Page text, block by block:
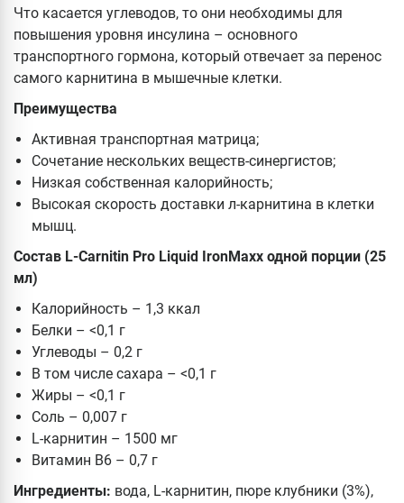
Что касается углеводов, то они необходимы для
повышения уровня инсулина – основного
транспортного гормона, который отвечает за перенос
самого карнитина в мышечные клетки.
Преимущества
Активная транспортная матрица;
Сочетание нескольких веществ-синергистов;
Низкая собственная калорийность;
Высокая скорость доставки л-карнитина в клетки
мышц.
Состав L-Carnitin Pro Liquid IronMaxx одной порции (25
мл)
Калорийность – 1,3 ккал
Белки – <0,1 г
Углеводы – 0,2 г
В том числе сахара – <0,1 г
Жиры – <0,1 г
Соль – 0,007 г
L-карнитин – 1500 мг
Витамин В6 – 0,7 г
Ингредиенты: вода, L-карнитин, пюре клубники (3%),